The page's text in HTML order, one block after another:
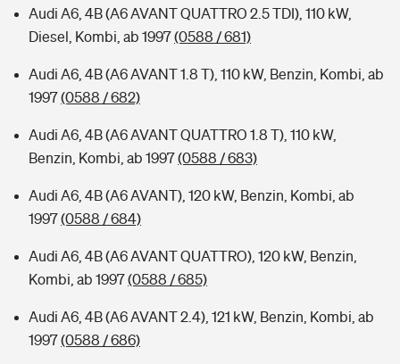
Audi A6, 4B (A6 AVANT QUATTRO 2.5 TDI), 110 kW,
Diesel, Kombi, ab 1997(0588 / 681)
Audi A6, 4B (A6 AVANT 1.8 T), 110 kW, Benzin, Kombi, ab
1997(0588 / 682)
Audi A6, 4B (A6 AVANT QUATTRO 1.8 T), 110 kW,
Benzin, Kombi, ab 1997(0588 / 683)
Audi A6, 4B (A6 AVANT), 120 kW, Benzin, Kombi, ab
1997(0588 / 684)
Audi A6, 4B (A6 AVANT QUATTRO), 120 kW, Benzin,
Kombi, ab 1997(0588 / 685)
Audi A6, 4B (A6 AVANT 2.4), 121 kW, Benzin, Kombi, ab
1997(0588 / 686)